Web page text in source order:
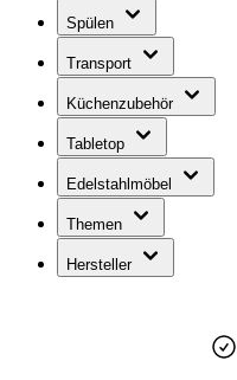
Spülen
Transport
Küchenzubehör
Tabletop
Edelstahlmöbel
Themen
Hersteller